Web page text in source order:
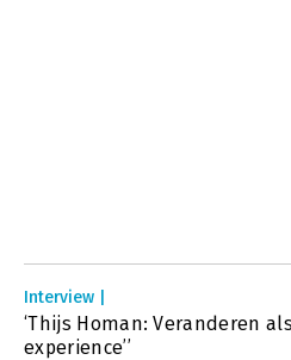
Interview |
‘Thijs Homan: Veranderen
experience’’